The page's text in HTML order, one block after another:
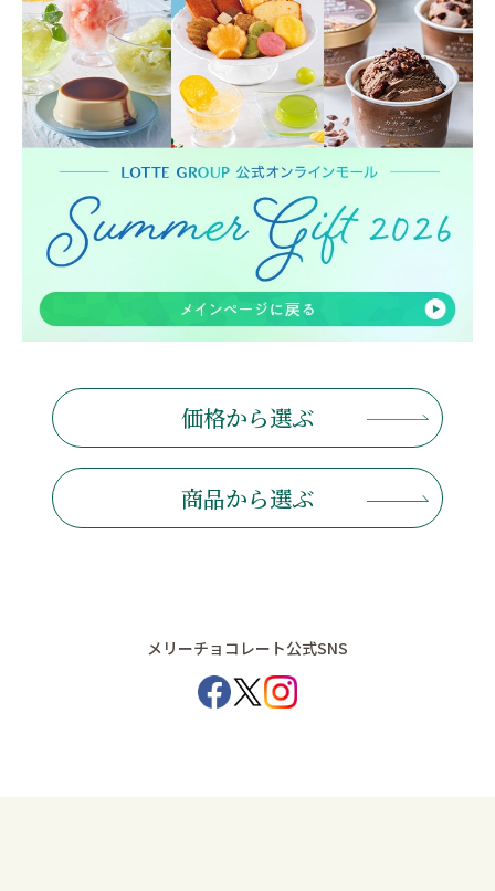
価格から選ぶ
商品から選ぶ
メリーチョコレート公式SNS